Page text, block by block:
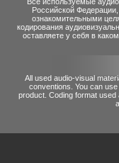
Российской
ознакомительными
кодирования
оставляете у себя в
All used audio-visual
conventions. You can
product. Coding format